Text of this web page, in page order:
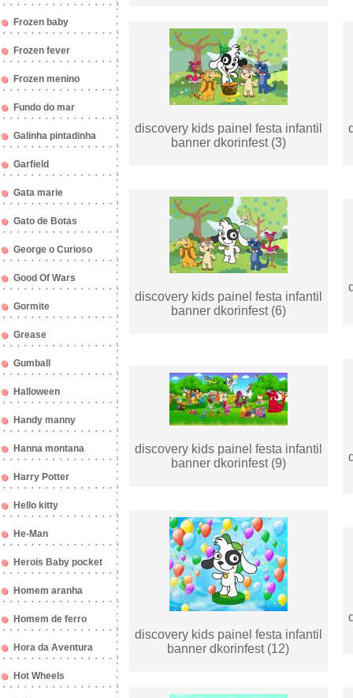
Frozen baby
Frozen fever
Frozen menino
Fundo do mar
Galinha pintadinha
Garfield
Gata marie
Gato de Botas
George o Curioso
Good Of Wars
Gormite
Grease
Gumball
Halloween
Handy manny
Hanna montana
Harry Potter
Hello kitty
He-Man
Herois Baby pocket
Homem aranha
Homem de ferro
Hora da Aventura
Hot Wheels
discovery kids painel festa infantil
banner dkorinfest (3)
discovery kids painel festa infantil
banner dkorinfest (6)
discovery kids painel festa infantil
banner dkorinfest (9)
discovery kids painel festa infantil
banner dkorinfest (12)